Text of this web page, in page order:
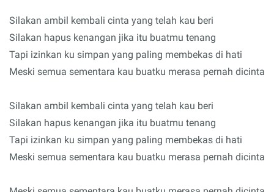
Silakan ambil kembali cinta yang telah kau beri
Silakan hapus kenangan jika itu buatmu tenang
Tapi izinkan ku simpan yang paling membekas di hati
Meski semua sementara kau buatku merasa pernah dicinta
Silakan ambil kembali cinta yang telah kau beri
Silakan hapus kenangan jika itu buatmu tenang
Tapi izinkan ku simpan yang paling membekas di hati
Meski semua sementara kau buatku merasa pernah dicinta